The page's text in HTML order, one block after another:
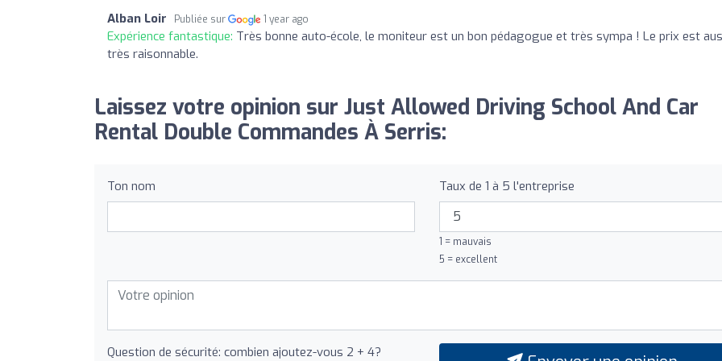
Alban Loir Publiée sur 1 year ago
Expérience fantastique: Très bonne auto-école, le moniteur est un bon pédagogue et très sympa ! Le prix est
très raisonnable.
Laissez votre opinion sur Just Allowed Driving School And Car
Rental Double Commandes À Serris:
Ton nom Taux de 1 à 5 l'entreprise
1 = mauvais
5 = excellent
Question de sécurité: combien ajoutez-vous 2 + 4?